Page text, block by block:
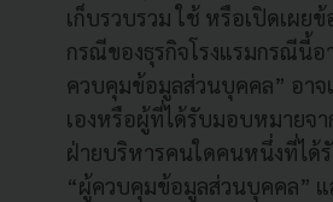
เก็บรวบรวม ใช้ หรือเปิดเผย
กรณีของธุรกิจโรงแรมกรณีนี้อ
ควบคุมข้อมูลส่วนบุคคล” อาจ
เองหรือผู้ที่ได้รับมอบหมายจา
ฝ่ายบริหารคนใดคนหนึ่งที่ได้
“ผู้ควบคุมข้อมูลส่วนบุคคล” แ